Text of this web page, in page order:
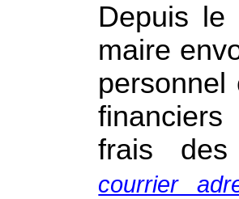
Depuis le
maire
personnel
frais
courrier